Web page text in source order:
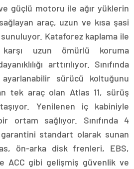
güçlü motoru ile ağır yüklerin
araç, uzun ve kısa şasi
Kataforez kaplama ile
karşı uzun ömürlü koruma
arttırılıyor. Sınıfında
sürücü koltuğunu
tek araç olan Atlas 11, sürüş
Yenilenen iç kabiniyle
ortam sağlıyor. Sınıfında 4
garantini standart olarak sunan
ön-arka disk frenleri, EBS,
ACC gibi gelişmiş güvenlik ve